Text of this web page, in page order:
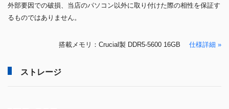
外部要因での破損、当店のパソコン以外に取り付けた際の相性を保証す
るものではありません。
搭載メモリ：Crucial製 DDR5-5600 16GB 仕様詳細 »
ストレージ